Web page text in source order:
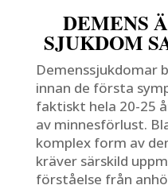
DEMENS
SJUKDOM
Demenssjukdomar
innan de första
faktiskt hela 20-25
av minnesförlust.
komplex form av
kräver särskild
förståelse från